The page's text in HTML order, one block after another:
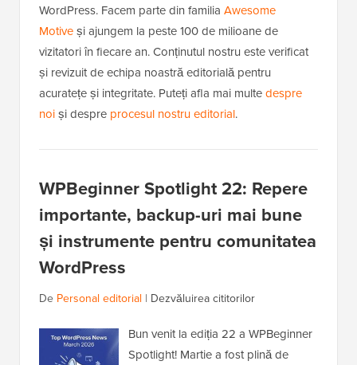
WordPress. Facem parte din familia Awesome
Motiveși ajungem la peste 100 de milioane de
vizitatori în fiecare an. Conținutul nostru este verificat
și revizuit de echipa noastră editorială pentru
acuratețe și integritate. Puteți afla mai multedespre
noiși despre procesul nostru editorial.
WPBeginner Spotlight 22: Repere
importante, backup-uri mai bune
și instrumente pentru comunitatea
WordPress
De Personal editorial | Dezvăluirea cititorilor
Bun venit la ediția 22 a WPBeginner
Spotlight! Martie a fost plină de